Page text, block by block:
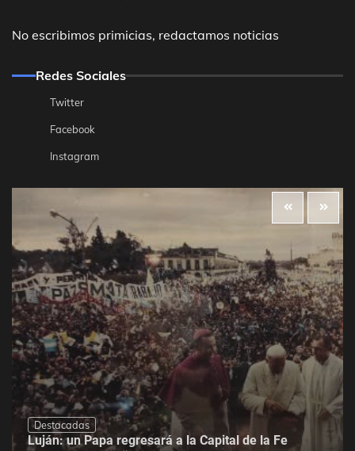
No escribimos primicias, redactamos noticias
Redes Sociales
Twitter
Facebook
Instagram
Destacadas
Luján: un Papa regresará a la Capital de la Fe